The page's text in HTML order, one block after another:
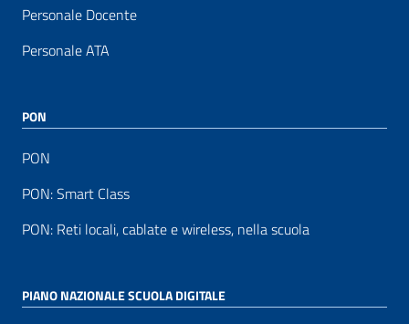
Personale Docente
Personale ATA
PON
PON
PON: Smart Class
PON: Reti locali, cablate e wireless, nella scuola
PIANO NAZIONALE SCUOLA DIGITALE